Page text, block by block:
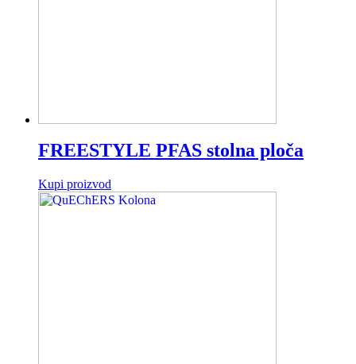
FREESTYLE PFAS stolna ploča
Kupi proizvod